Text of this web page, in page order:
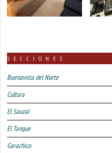
SECCIONES
Buenavista del Norte
Cultura
El Sauzal
El Tanque
Garachico